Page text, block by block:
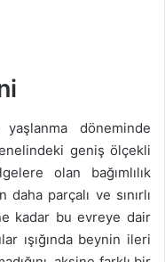
döneminde
geniş ölçekli
olan bağımlılık
parçalı ve sınırlı
kadar bu evreye dair
ışığında beynin ileri